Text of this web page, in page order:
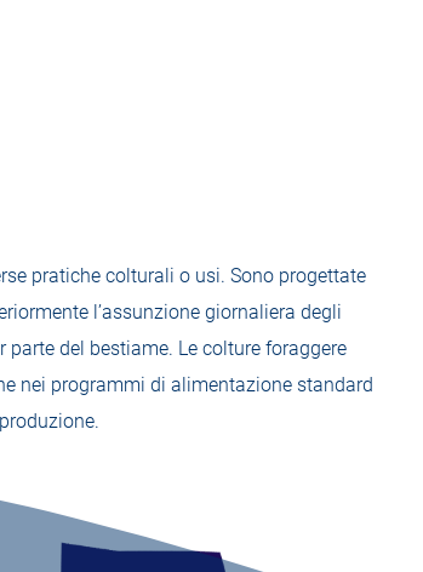
pratiche colturali o usi. Sono progettate
l’assunzione giornaliera degli
del bestiame. Le colture foraggere
nei programmi di alimentazione standard